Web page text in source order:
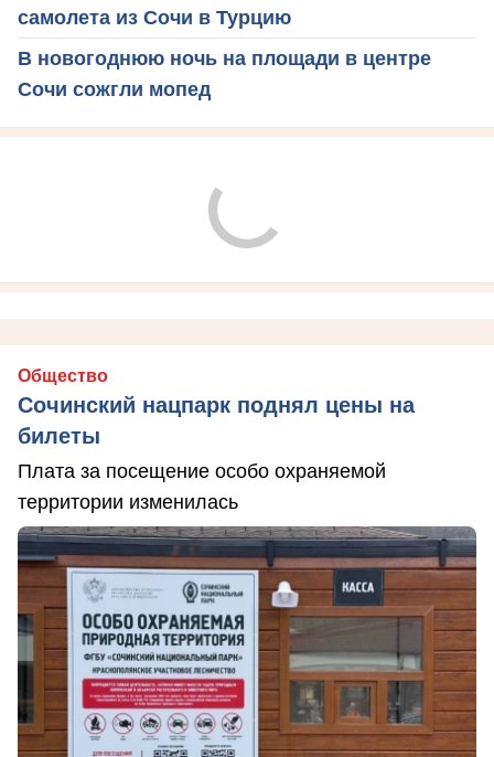
самолета из Сочи в Турцию
В новогоднюю ночь на площади в центре
Сочи сожгли мопед
Общество
Сочинский нацпарк поднял цены на
билеты
Плата за посещение особо охраняемой
территории изменилась